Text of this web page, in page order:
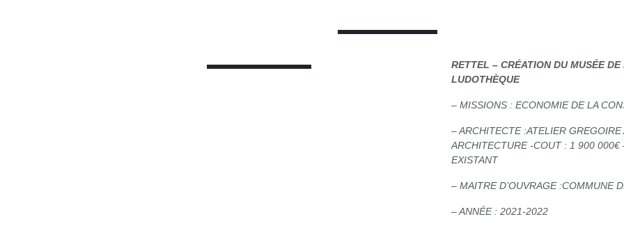
RETTEL – CRÉATION DU MUSÉE DE
LUDOTHÈQUE
– MISSIONS : ECONOMIE DE LA
– ARCHITECTE :ATELIER
ARCHITECTURE -COUT : 1 900 000€
EXISTANT
– MAITRE D’OUVRAGE :COMMUNE
– ANNÉE : 2021-2022